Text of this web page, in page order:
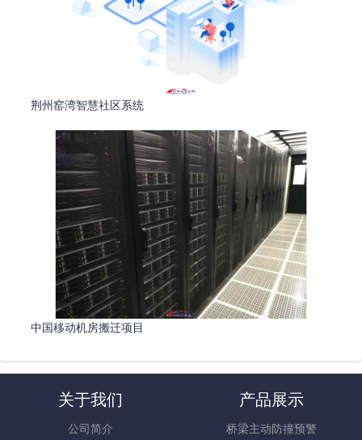
荆州窑湾智慧社区系统
中国移动机房搬迁项目
关于我们
公司简介
产品展示
桥梁主动防撞预警